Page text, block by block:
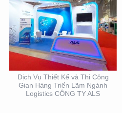
Dịch Vụ Thiết Kế và Thi Công
Gian Hàng Triển Lãm Ngành
Logistics CÔNG TY ALS
THIẾT KẾ THI CÔNG
BẢNG HIỆU CHUỖI CỬA
HÀNG CP FRSHSHOP